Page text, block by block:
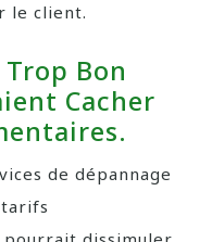
le client.
Trop Bon
Cacher
de dépannage